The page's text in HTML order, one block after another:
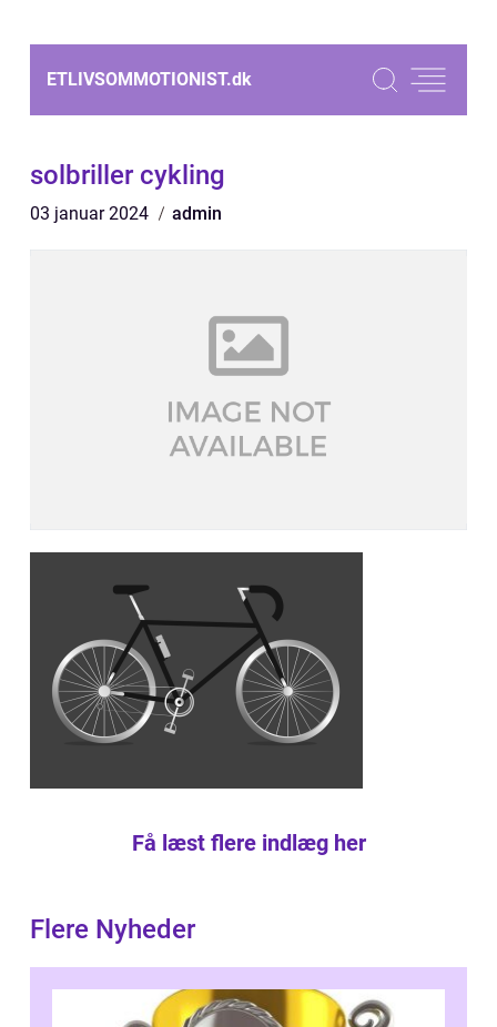
ETLIVSOMMOTIONIST.dk
solbriller cykling
03 januar 2024 admin
Få læst flere indlæg her
Flere Nyheder